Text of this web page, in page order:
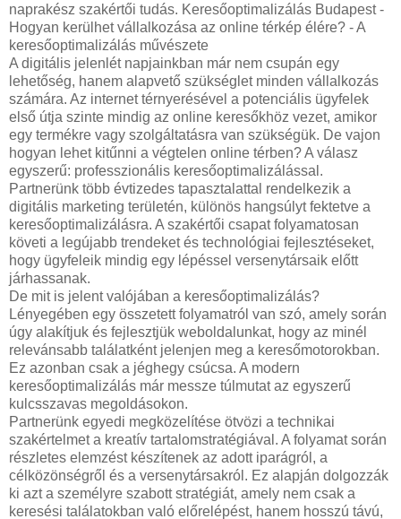
naprakész szakértői tudás. Keresőoptimalizálás Budapest -
Hogyan kerülhet vállalkozása az online térkép élére? - A
keresőoptimalizálás művészete
A digitális jelenlét napjainkban már nem csupán egy
lehetőség, hanem alapvető szükséglet minden vállalkozás
számára. Az internet térnyerésével a potenciális ügyfelek
első útja szinte mindig az online keresőkhöz vezet, amikor
egy termékre vagy szolgáltatásra van szükségük. De vajon
hogyan lehet kitűnni a végtelen online térben? A válasz
egyszerű: professzionális keresőoptimalizálással.
Partnerünk több évtizedes tapasztalattal rendelkezik a
digitális marketing területén, különös hangsúlyt fektetve a
keresőoptimalizálásra. A szakértői csapat folyamatosan
követi a legújabb trendeket és technológiai fejlesztéseket,
hogy ügyfeleik mindig egy lépéssel versenytársaik előtt
járhassanak.
De mit is jelent valójában a keresőoptimalizálás?
Lényegében egy összetett folyamatról van szó, amely során
úgy alakítjuk és fejlesztjük weboldalunkat, hogy az minél
relevánsabb találatként jelenjen meg a keresőmotorokban.
Ez azonban csak a jéghegy csúcsa. A modern
keresőoptimalizálás már messze túlmutat az egyszerű
kulcsszavas megoldásokon.
Partnerünk egyedi megközelítése ötvözi a technikai
szakértelmet a kreatív tartalomstratégiával. A folyamat során
részletes elemzést készítenek az adott iparágról, a
célközönségről és a versenytársakról. Ez alapján dolgozzák
ki azt a személyre szabott stratégiát, amely nem csak a
keresési találatokban való előrelépést, hanem hosszú távú,